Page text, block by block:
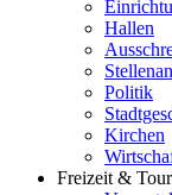
Hallen
Politik
Kirchen
Freizeit &